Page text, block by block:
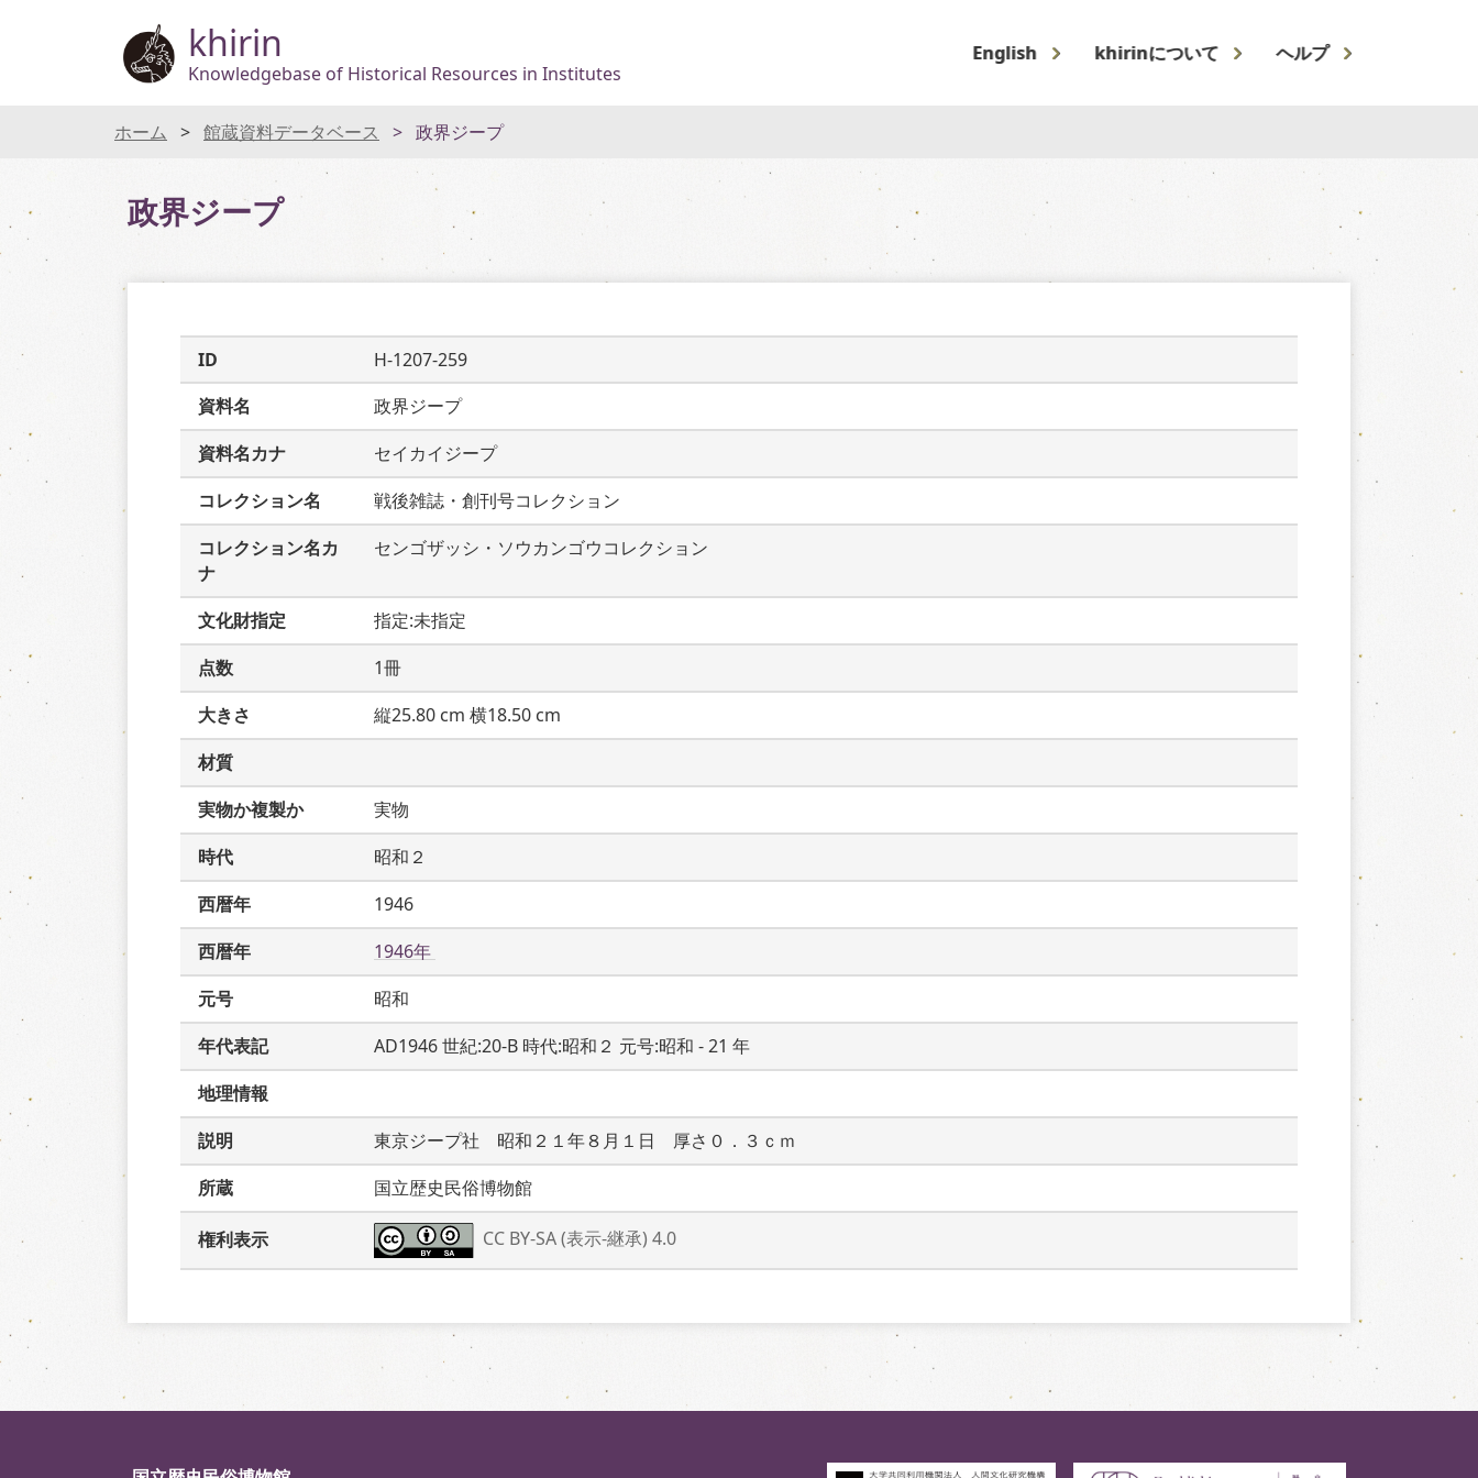
khirin
Knowledgebase of Historical Resources in Institutes
English khirinについて ヘルプ
ホーム 館蔵資料データベース 政界ジープ
政界ジープ
ID
H-1207-259
資料名
政界ジープ
資料名カナ
セイカイジープ
コレクション名
戦後雑誌・創刊号コレクション
コレクション名カ
ナ
センゴザッシ・ソウカンゴウコレクション
文化財指定
指定:未指定
点数
1冊
大きさ
縦25.80 cm 横18.50 cm
材質
実物か複製か
実物
時代
昭和２
西暦年
1946
西暦年
1946年
元号
昭和
年代表記
AD1946 世紀:20-B 時代:昭和２ 元号:昭和 - 21 年
地理情報
説明
東京ジープ社　昭和２１年８月１日　厚さ０．３ｃｍ
所蔵
国立歴史民俗博物館
権利表示 CC BY-SA (表示-継承) 4.0